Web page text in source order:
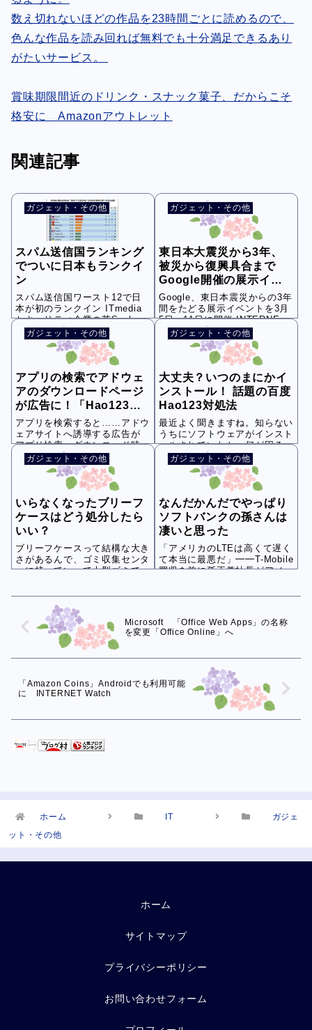
数え切れないほどの作品を23時間ごとに読めるので、
色んな作品を読み回れば無料でも十分満足できるあり
がたいサービス。
賞味期限間近のドリンク・スナック菓子、だからこそ
格安に Amazonアウトレット
関連記事
ガジェット・その他
スパム送信国ランキング
でついに日本もランクイ
ン
スパム送信国ワースト12で日
本が初のランクイン ITmedia
セキュリティ企業の英Sophos
が20...
ガジェット・その他
東日本大震災から3年、
被災から復興具合まで
Google開催の展示イベ
ントで軌跡をたどってみ
ては
Google、東日本震災からの3年
間をたどる展示イベントを3月
5日～11日に開催 INTERNET
...
ガジェット・その他
アプリの検索でアドウェ
アのダウンロードページ
が広告に！「Hao123」
以外にも
アプリを検索すると……アドウ
ェアサイトへ誘導する広告が
アプリ検索・ダウンロード時に
注意を ITme...
ガジェット・その他
大丈夫？いつのまにかイ
ンストール！ 話題の百度
Hao123対処法
最近よく聞きますね。知らない
うちにソフトウェアがインスト
ールされていたと。何が困るか
って言うとアンイ...
ガジェット・その他
いらなくなったブリーフ
ケースはどう処分したら
いい？
ブリーフケースって結構な大き
さがあるんで、ゴミ収集センタ
ーに持っていって大型ゴミで捨
ガジェット・その他
なんだかんだでやっぱり
ソフトバンクの孫さんは
凄いと思った
「アメリカのLTEは高くて遅く
て本当に最悪だ」━━T-Mobile
買収を前に孫正義社長がアメリ
Microsoft 「Office Web Apps」の名称
を変更「Office Online」へ
「Amazon Coins」Androidでも利用可能
に INTERNET Watch
ホーム IT
ガジェ
ット・その他
ホーム
サイトマップ
プライバシーポリシー
お問い合わせフォーム